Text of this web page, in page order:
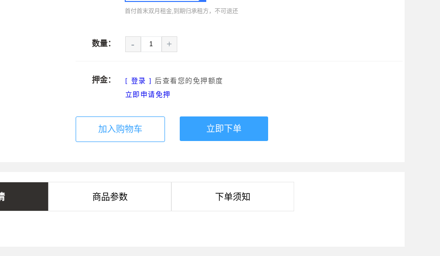
首付首末双月租金,到期归承租方，不可退还
数量： - +
押金： [ 登录 ]
后查看您的免押额度
立即申请免押
加入购物车 立即下单
商品参数 下单须知